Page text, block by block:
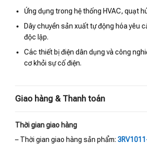
Ứng dụng trong hệ thống HVAC, quạt
Dây chuyền sản xuất tự động hóa yêu
độc lập.
Các thiết bị điện dân dụng và công
cơ khỏi sự cố điện.
Giao hàng & Thanh toán
Thời gian giao hàng
– Thời gian giao hàng sản phẩm: